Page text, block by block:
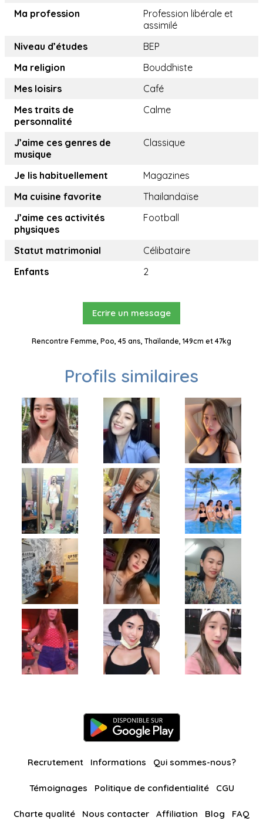
Ma profession
Profession libérale et
assimilé
Niveau d’études
BEP
Ma religion
Bouddhiste
Mes loisirs
Café
Mes traits de
personnalité
Calme
J’aime ces genres de
musique
Classique
Je lis habituellement
Magazines
Ma cuisine favorite
Thailandaïse
J’aime ces activités
physiques
Football
Statut matrimonial
Célibataire
Enfants
2
Ecrire un message
Rencontre Femme, Poo, 45 ans, Thaïlande, 149cm et 47kg
Profils similaires
Recrutement Informations Qui sommes-nous?
Témoignages Politique de confidentialité CGU
Charte qualité Nous contacter Affiliation Blog FAQ